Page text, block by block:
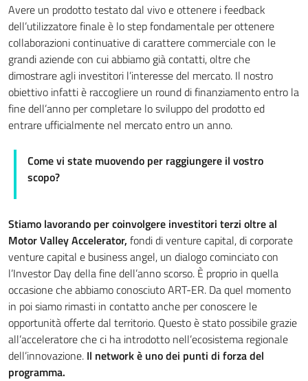
Avere un prodotto testato dal vivo e ottenere i feedback
dell’utilizzatore finale è lo step fondamentale per ottenere
collaborazioni continuative di carattere commerciale con le
grandi aziende con cui abbiamo già contatti, oltre che
dimostrare agli investitori l’interesse del mercato. Il nostro
obiettivo infatti è raccogliere un round di finanziamento entro la
fine dell’anno per completare lo sviluppo del prodotto ed
entrare ufficialmente nel mercato entro un anno.
Come vi state muovendo per raggiungere il vostro
scopo?
Stiamo lavorando per coinvolgere investitori terzi oltre al
Motor Valley Accelerator, fondi di venture capital, di corporate
venture capital e business angel, un dialogo cominciato con
l’Investor Day della fine dell’anno scorso. È proprio in quella
occasione che abbiamo conosciuto ART-ER. Da quel momento
in poi siamo rimasti in contatto anche per conoscere le
opportunità offerte dal territorio. Questo è stato possibile grazie
all’acceleratore che ci ha introdotto nell’ecosistema regionale
dell’innovazione. Il network è uno dei punti di forza del
programma.